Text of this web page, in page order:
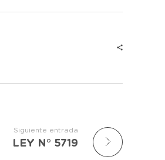
Siguiente entrada
LEY N° 5719